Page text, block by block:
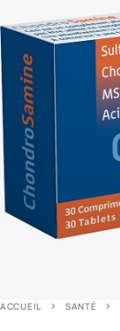
ACCUEIL SANTÉ